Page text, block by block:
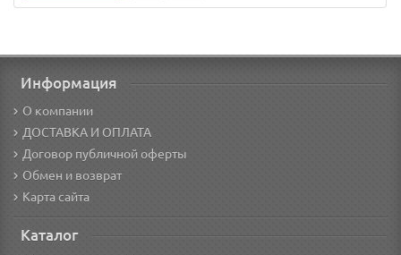
Информация
О компании
ДОСТАВКА И ОПЛАТА
Договор публичной оферты
Обмен и возврат
Карта сайта
Каталог